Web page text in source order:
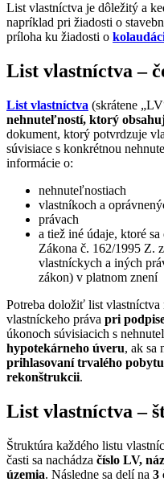
List vlastníctva je dôležitý a
napríklad pri žiadosti o
príloha ku žiadosti o
List vlastníctva –
List vlastníctva (skrátene
nehnuteľností, ktorý
dokument, ktorý potvrdzuje
súvisiace s konkrétnou
informácie o:
nehnuteľnostiach
vlastníkoch a
právach
a tiež iné údaje, ktoré
Zákona č. 162/1995 Z.
vlastníckych a iných
zákon) v platnom znení
Potreba doložiť list
vlastníckeho práva pri
úkonoch súvisiacich s
hypotekárneho úveru, ak sa
prihlasovaní trvalého pobytu
rekonštrukcii.
List vlastníctva –
Štruktúra každého listu
časti sa nachádza číslo LV,
územia. Následne sa delí na 3